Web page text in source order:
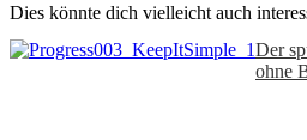
Dies könnte dich vielleicht auch
Der
ohne